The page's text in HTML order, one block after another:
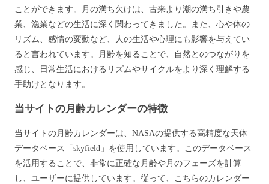
ことができます。月の満ち欠けは、古来より潮の満ち引きや農
業、漁業などの生活に深く関わってきました。また、心や体の
リズム、感情の変動など、人の生活や心理にも影響を与えてい
ると言われています。月齢を知ることで、自然とのつながりを
感じ、日常生活におけるリズムやサイクルをより深く理解する
手助けとなります。
当サイトの月齢カレンダーの特徴
当サイトの月齢カレンダーは、NASAの提供する高精度な天体
データベース「skyfield」を使用しています。このデータベース
を活用することで、非常に正確な月齢や月のフェーズを計算
し、ユーザーに提供しています。従って、こちらのカレンダー